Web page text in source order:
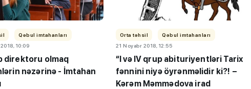
Qəbul imtahanları
10:09
direktoru olmaq
nəzərinə - İmtahan
Orta təhsil
Qəbul imtahanları
21 Noyabr 2018, 12:55
“I və IV qrup abituriyentləri Tarix
fənnini niyə öyrənməlidir ki?! –
Kərəm Məmmədova irad